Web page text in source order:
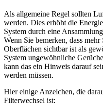
Als allgemeine Regel sollten
werden. Dies erhöht die
System durch eine
Wenn Sie bemerken, dass
Oberflächen sichtbar ist als
System ungewöhnliche
kann das ein Hinweis darauf
werden müssen.
Hier einige Anzeichen, die
Filterwechsel ist: